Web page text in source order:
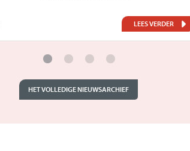
LEES VERDER
HET VOLLEDIGE NIEUWSARCHIEF